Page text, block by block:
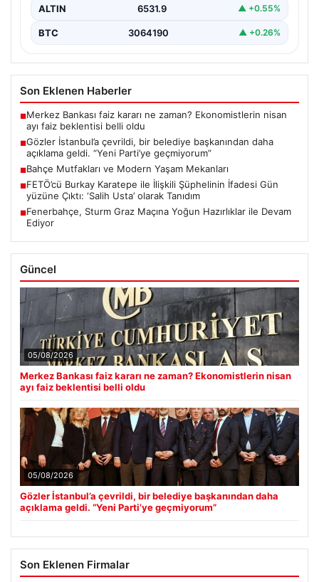
ALTIN 6531.9 ▲ +0.55%
BTC 3064190 ▲ +0.26%
Son Eklenen Haberler
■Merkez Bankası faiz kararı ne zaman? Ekonomistlerin nisan
ayı faiz beklentisi belli oldu
■Gözler İstanbul’a çevrildi, bir belediye başkanından daha
açıklama geldi. “Yeni Parti’ye geçmiyorum”
■Bahçe Mutfakları ve Modern Yaşam Mekanları
■FETÖ’cü Burkay Karatepe ile İlişkili Şüphelinin İfadesi Gün
yüzüne Çıktı: ‘Salih Usta’ olarak Tanıdım
■Fenerbahçe, Sturm Graz Maçına Yoğun Hazırlıklar ile Devam
Ediyor
Güncel
05/08/2026
Merkez Bankası faiz kararı ne zaman? Ekonomistlerin nisan
ayı faiz beklentisi belli oldu
05/08/2026
Gözler İstanbul’a çevrildi, bir belediye başkanından daha
açıklama geldi. “Yeni Parti’ye geçmiyorum”
Son Eklenen Firmalar